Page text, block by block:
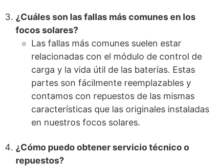
¿Cuáles son las fallas más comunes en los
focos solares?
Las fallas más comunes suelen estar
relacionadas con el módulo de control de
carga y la vida útil de las baterías. Estas
partes son fácilmente reemplazables y
contamos con repuestos de las mismas
características que las originales instaladas
en nuestros focos solares.
¿Cómo puedo obtener servicio técnico o
repuestos?